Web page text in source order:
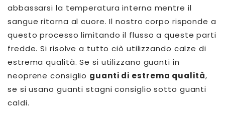
abbassarsi la temperatura interna mentre il
sangue ritorna al cuore. Il nostro corpo risponde a
questo processo limitando il flusso a queste parti
fredde. Si risolve a tutto ciò utilizzando calze di
estrema qualità. Se si utilizzano guanti in
neoprene consiglio guanti di estrema qualità,
se si usano guanti stagni consiglio sotto guanti
caldi.